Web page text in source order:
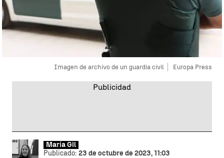
Imagen de archivo de un guardia civil Europa Press
María Gil
Publicado: 23 de octubre de 2023, 11:03